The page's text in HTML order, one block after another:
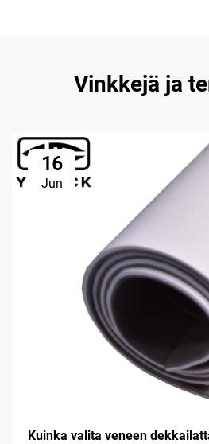
Vinkkejä ja
16
Jun
Kuinka valita veneen